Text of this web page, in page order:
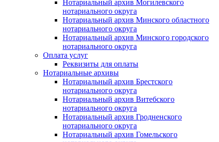
Нотариальный архив Могилевского
нотариального округа
Нотариальный архив Минского областного
нотариального округа
Нотариальный архив Минского городского
нотариального округа
Оплата услуг
Реквизиты для оплаты
Нотариальные архивы
Нотариальный архив Брестского
нотариального округа
Нотариальный архив Витебского
нотариального округа
Нотариальный архив Гродненского
нотариального округа
Нотариальный архив Гомельского